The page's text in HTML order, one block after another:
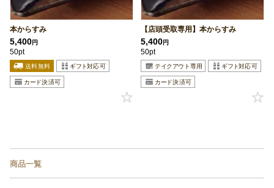
本からすみ
5,400円
50pt
【店頭受取専用】本からすみ
5,400円
50pt
商品一覧